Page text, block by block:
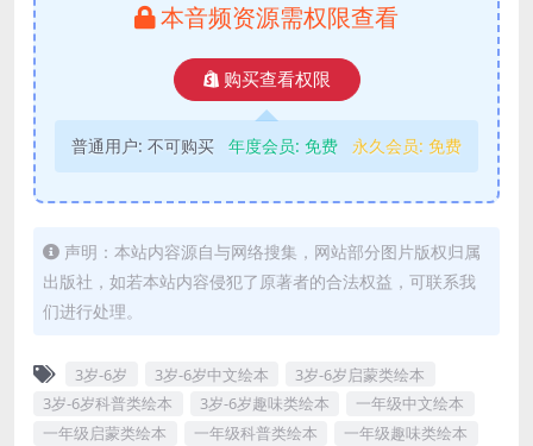
本音频资源需权限查看
购买查看权限
普通用户: 不可购买 年度会员: 免费 永久会员: 免费
声明：本站内容源自与网络搜集，网站部分图片版权归属
出版社，如若本站内容侵犯了原著者的合法权益，可联系我
们进行处理。
3岁-6岁 3岁-6岁中文绘本
3岁-6岁启蒙类绘本
3岁-6岁科普类绘本
3岁-6岁趣味类绘本
一年级中文绘本
一年级启蒙类绘本
一年级科普类绘本
一年级趣味类绘本